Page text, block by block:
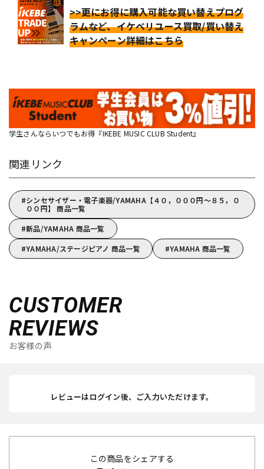
>>更にお得に購入可能な買い替えプログ
ラムなど、イケベリユース買取/買い替え
キャンペーン詳細はこちら
学生さんならいつでもお得『IKEBE MUSIC CLUB Student』
関連リンク
シンセサイザー・電子楽器/YAMAHA【４０，０００円～８５，０
００円】 商品一覧
新品/YAMAHA 商品一覧
YAMAHA/ステージピアノ 商品一覧
YAMAHA 商品一覧
CUSTOMER
REVIEWS
お客様の声
レビューはログイン後、ご入力いただけます。
この商品をシェアする